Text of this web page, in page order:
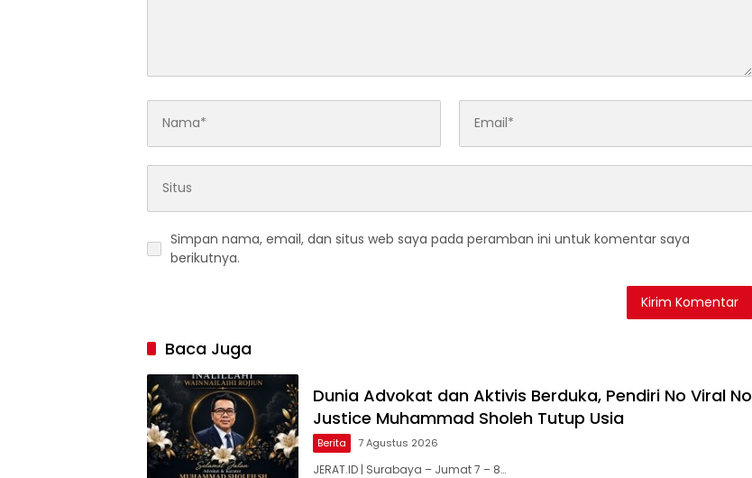
Simpan nama, email, dan situs web saya pada peramban ini untuk komentar saya
berikutnya.
Baca Juga
Dunia Advokat dan Aktivis Berduka, Pendiri No Viral No
Justice Muhammad Sholeh Tutup Usia
Berita 7 Agustus 2026
JERAT.ID | Surabaya – Jumat 7 – 8…